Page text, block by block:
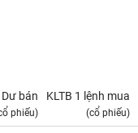
Dư bán
phiếu)
KLTB 1 lệnh mua
(cổ phiếu)